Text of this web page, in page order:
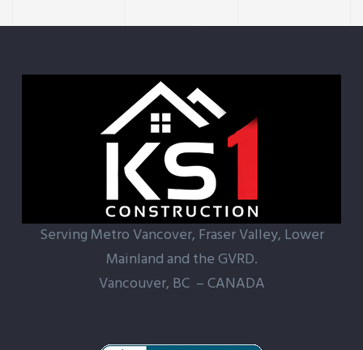
Serving Metro Vancover, Fraser Valley, Lower
Mainland and the GVRD.
Vancouver, BC – CANADA